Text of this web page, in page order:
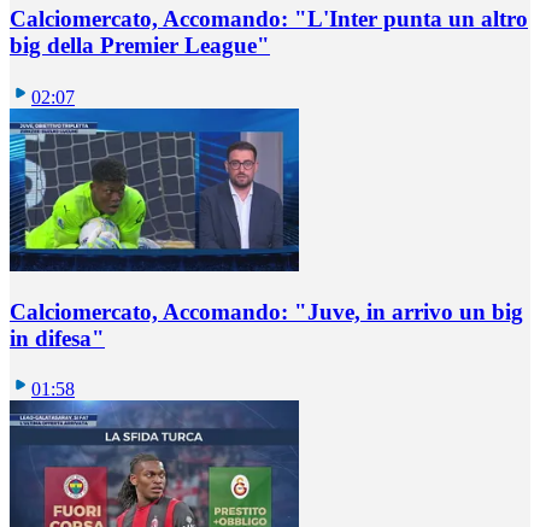
Calciomercato, Accomando: "L'Inter punta un altro
big della Premier League"
02:07
Calciomercato, Accomando: "Juve, in arrivo un big
in difesa"
01:58